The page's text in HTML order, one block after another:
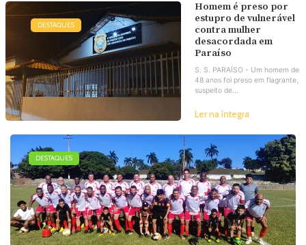
DESTAQUES
Homem é preso por
estupro de vulnerável
contra mulher
desacordada em
Paraíso
S. S. PARAÍSO - Um homem de
48 anos foi preso em flagrante,
suspeito de...
Ler na íntegra
DESTAQUES